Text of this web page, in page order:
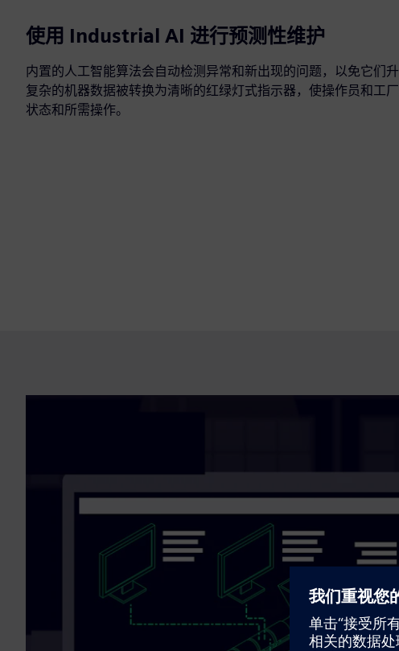
使用 Industrial AI 进行预测性维护
内置的人工智能算法会自动检测异常和新出现的问题，以免它们升
复杂的机器数据被转换为清晰的红绿灯式指示器，使操作员和工
状态和所需操作。